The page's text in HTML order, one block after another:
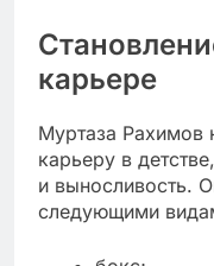
карьере
Муртаза Рахимов
карьеру в
и выносливость.
следующими